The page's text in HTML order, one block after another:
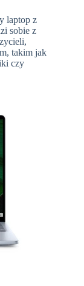
laptop z
sobie z
takim jak
czy